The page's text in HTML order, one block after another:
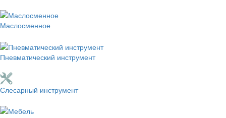
Маслосменное
Пневматический инструмент
Слесарный инструмент